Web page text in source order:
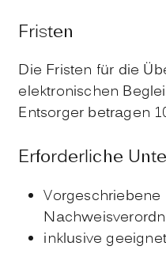
Fristen
Die Fristen für die
elektronischen
Entsorger betragen
Erforderliche
inklusive